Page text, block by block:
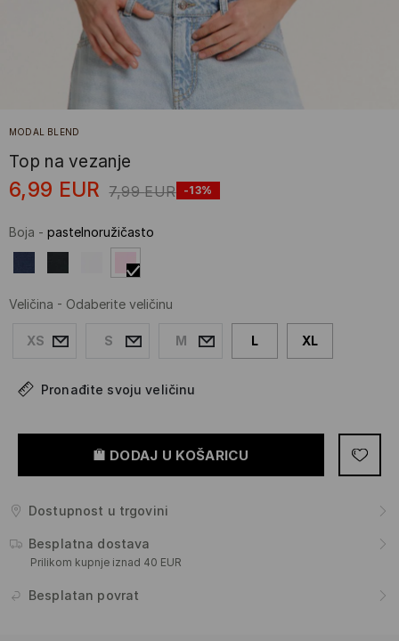
MODAL BLEND
Top na vezanje
6,99 EUR 7,99 EUR -13%
Boja - pastelnoružičasto
Veličina - Odaberite veličinu
XS S M L XL
Pronađite svoju veličinu
DODAJ U KOŠARICU
Dostupnost u trgovini
Besplatna dostava
Prilikom kupnje iznad 40 EUR
Besplatan povrat